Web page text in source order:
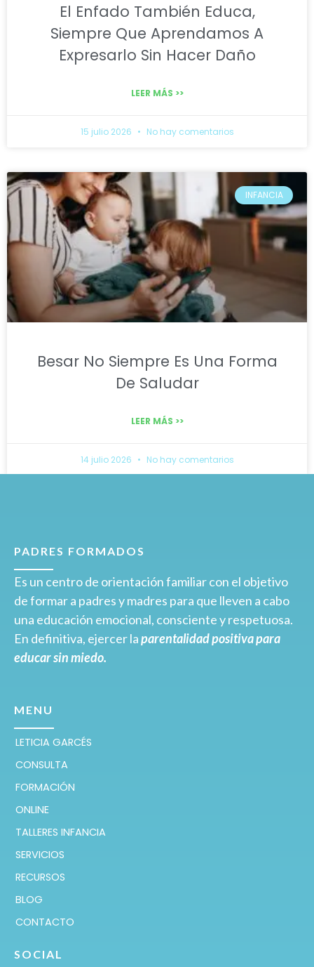
El Enfado También Educa,
Siempre Que Aprendamos A
Expresarlo Sin Hacer Daño
LEER MÁS >>
15 julio 2026 No hay comentarios
INFANCIA
Besar No Siempre Es Una Forma
De Saludar
LEER MÁS >>
14 julio 2026 No hay comentarios
PADRES FORMADOS
Es un centro de orientación familiar con el objetivo
de formar a padres y madres para que lleven a cabo
una educación emocional, consciente y respetuosa.
En definitiva, ejercer laparentalidad positiva para
educar sin miedo.
MENU
LETICIA GARCÉS
CONSULTA
FORMACIÓN
ONLINE
TALLERES INFANCIA
SERVICIOS
RECURSOS
BLOG
CONTACTO
SOCIAL